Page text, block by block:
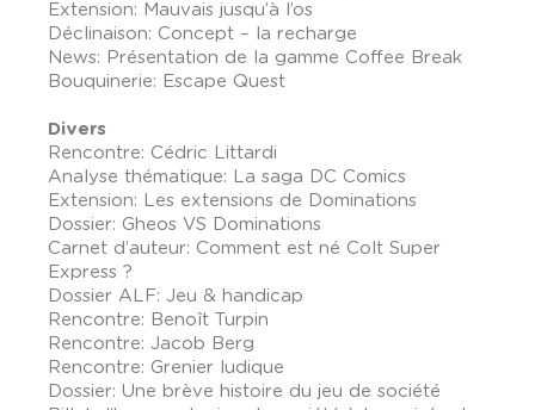
Extension: Mauvais jusqu’à l’os
Déclinaison: Concept – la recharge
News: Présentation de la gamme Coffee Break
Bouquinerie: Escape Quest
Divers
Rencontre: Cédric Littardi
Analyse thématique: La saga DC Comics
Extension: Les extensions de Dominations
Dossier: Gheos VS Dominations
Carnet d’auteur: Comment est né Colt Super
Express ?
Dossier ALF: Jeu & handicap
Rencontre: Benoît Turpin
Rencontre: Jacob Berg
Rencontre: Grenier ludique
Dossier: Une brève histoire du jeu de société